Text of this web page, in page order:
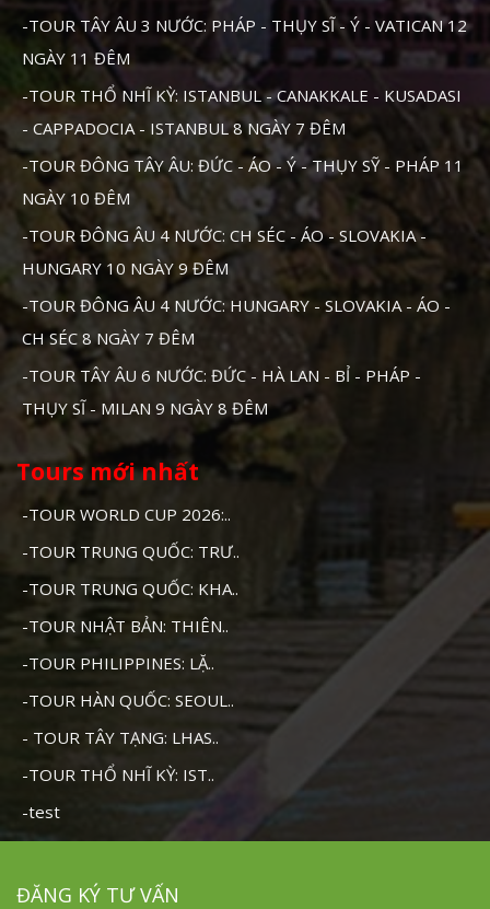
-TOUR TÂY ÂU 3 NƯỚC: PHÁP - THỤY SĨ - Ý - VATICAN 12
NGÀY 11 ĐÊM
-TOUR THỔ NHĨ KỲ: ISTANBUL - CANAKKALE - KUSADASI
- CAPPADOCIA - ISTANBUL 8 NGÀY 7 ĐÊM
-TOUR ĐÔNG TÂY ÂU: ĐỨC - ÁO - Ý - THỤY SỸ - PHÁP 11
NGÀY 10 ĐÊM
-TOUR ĐÔNG ÂU 4 NƯỚC: CH SÉC - ÁO - SLOVAKIA -
HUNGARY 10 NGÀY 9 ĐÊM
-TOUR ĐÔNG ÂU 4 NƯỚC: HUNGARY - SLOVAKIA - ÁO -
CH SÉC 8 NGÀY 7 ĐÊM
-TOUR TÂY ÂU 6 NƯỚC: ĐỨC - HÀ LAN - BỈ - PHÁP -
THỤY SĨ - MILAN 9 NGÀY 8 ĐÊM
Tours mới nhất
-TOUR WORLD CUP 2026:..
-TOUR TRUNG QUỐC: TRƯ..
-TOUR TRUNG QUỐC: KHA..
-TOUR NHẬT BẢN: THIÊN..
-TOUR PHILIPPINES: LẶ..
-TOUR HÀN QUỐC: SEOUL..
- TOUR TÂY TẠNG: LHAS..
-TOUR THỔ NHĨ KỲ: IST..
-test
ĐĂNG KÝ TƯ VẤN